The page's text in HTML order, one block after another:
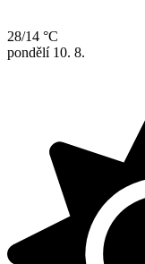
28/14 °C
pondělí 10. 8.